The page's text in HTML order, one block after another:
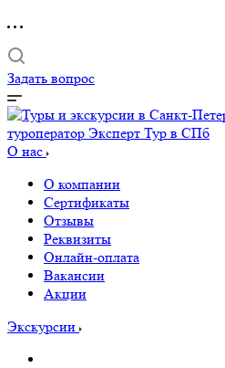
Задать вопрос
О нас
О компании
Сертификаты
Отзывы
Реквизиты
Онлайн-оплата
Вакансии
Акции
Экскурсии